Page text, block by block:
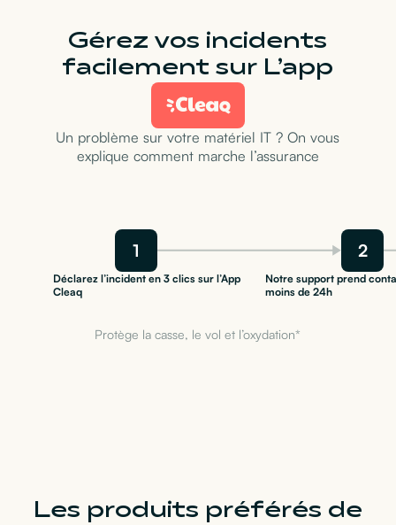
Gérez vos incidents
facilement sur L’app
Un problème sur votre matériel IT ? On vous
explique comment marche l’assurance
1 2
Déclarez l’incident en 3 clics sur l’App
Cleaq
Notre support prend
moins de 24h
Protège la casse, le vol et l’oxydation*
Les produits préférés de